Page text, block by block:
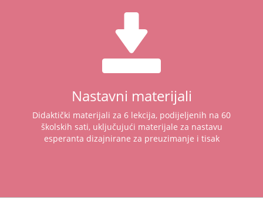
Nastavni materijali
Didaktički materijali za 6 lekcija, podijeljenih na 60
školskih sati, uključujući materijale za nastavu
esperanta dizajnirane za preuzimanje i tisak